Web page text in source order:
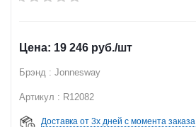
19 246 руб./шт
Брэнд : Jonnesway
Артикул : R12082
Доставка от 3х дней с момента заказа